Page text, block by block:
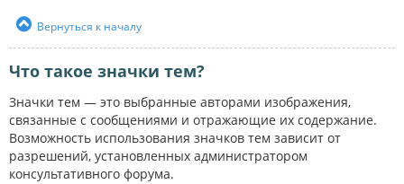
Вернуться к началу
Что такое значки тем?
Значки тем — это выбранные авторами изображения,
связанные с сообщениями и отражающие их содержание.
Возможность использования значков тем зависит от
разрешений, установленных администратором
консультативного форума.